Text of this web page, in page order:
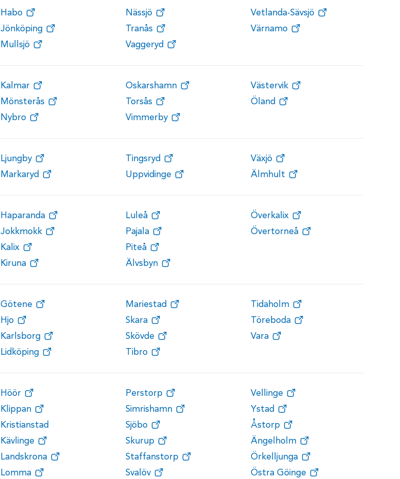
Habo
Jönköping
Mullsjö
Nässjö
Tranås
Vaggeryd
Vetlanda-Sävsjö
Värnamo
Kalmar
Mönsterås
Nybro
Oskarshamn
Torsås
Vimmerby
Västervik
Öland
Ljungby
Markaryd
Tingsryd
Uppvidinge
Växjö
Älmhult
Haparanda
Jokkmokk
Kalix
Kiruna
Luleå
Pajala
Piteå
Älvsbyn
Överkalix
Övertorneå
Götene
Hjo
Karlsborg
Lidköping
Mariestad
Skara
Skövde
Tibro
Tidaholm
Töreboda
Vara
Höör
Klippan
Kristianstad
Kävlinge
Landskrona
Lomma
Perstorp
Simrishamn
Sjöbo
Skurup
Staffanstorp
Svalöv
Vellinge
Ystad
Åstorp
Ängelholm
Örkelljunga
Östra Göinge